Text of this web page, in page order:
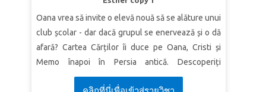
LECȚIA 2: MAI MULT DIN ISUS
Adevăr biblic:
Vreau mai mult din Isus și mai puțin
„Trebuie ca El să crească, iar eu să mă
Ioan 3:30 (VDC)
Oana vrea să invite o elevă nouă să se alăture unui
club școlar - dar dacă grupul se enervează și o dă
afară? Cartea Cărților îi duce pe Oana, Cristi și
Memo înapoi în Persia antică. Descoperiți
complotul lui Haman de a ucide evreii și vedeți